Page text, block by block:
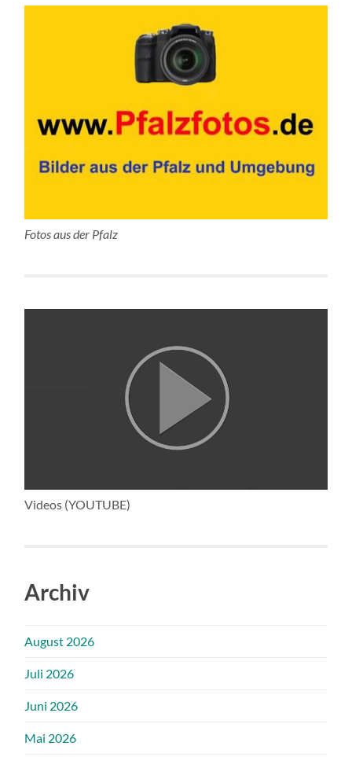
Fotos aus der Pfalz
Videos (YOUTUBE)
Archiv
August 2026
Juli 2026
Juni 2026
Mai 2026